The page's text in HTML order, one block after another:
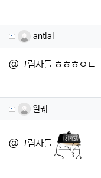
antlal님의 댓글
antlal
@그림자들 ㅎㅎㅎㅇㄷ
알퀘님의 댓글
알퀘
@그림자들